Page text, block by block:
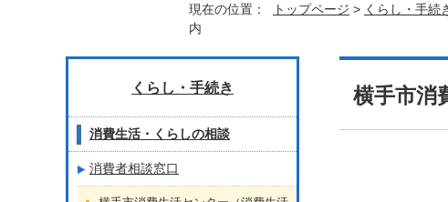
現在の位置： トップページ > くらし・手続
内
横手市消
くらし・手続き
消費生活・くらしの相談
消費者相談窓口